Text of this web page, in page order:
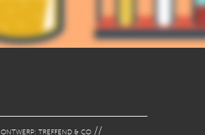
ONTWERP: TREFFEND & CO //